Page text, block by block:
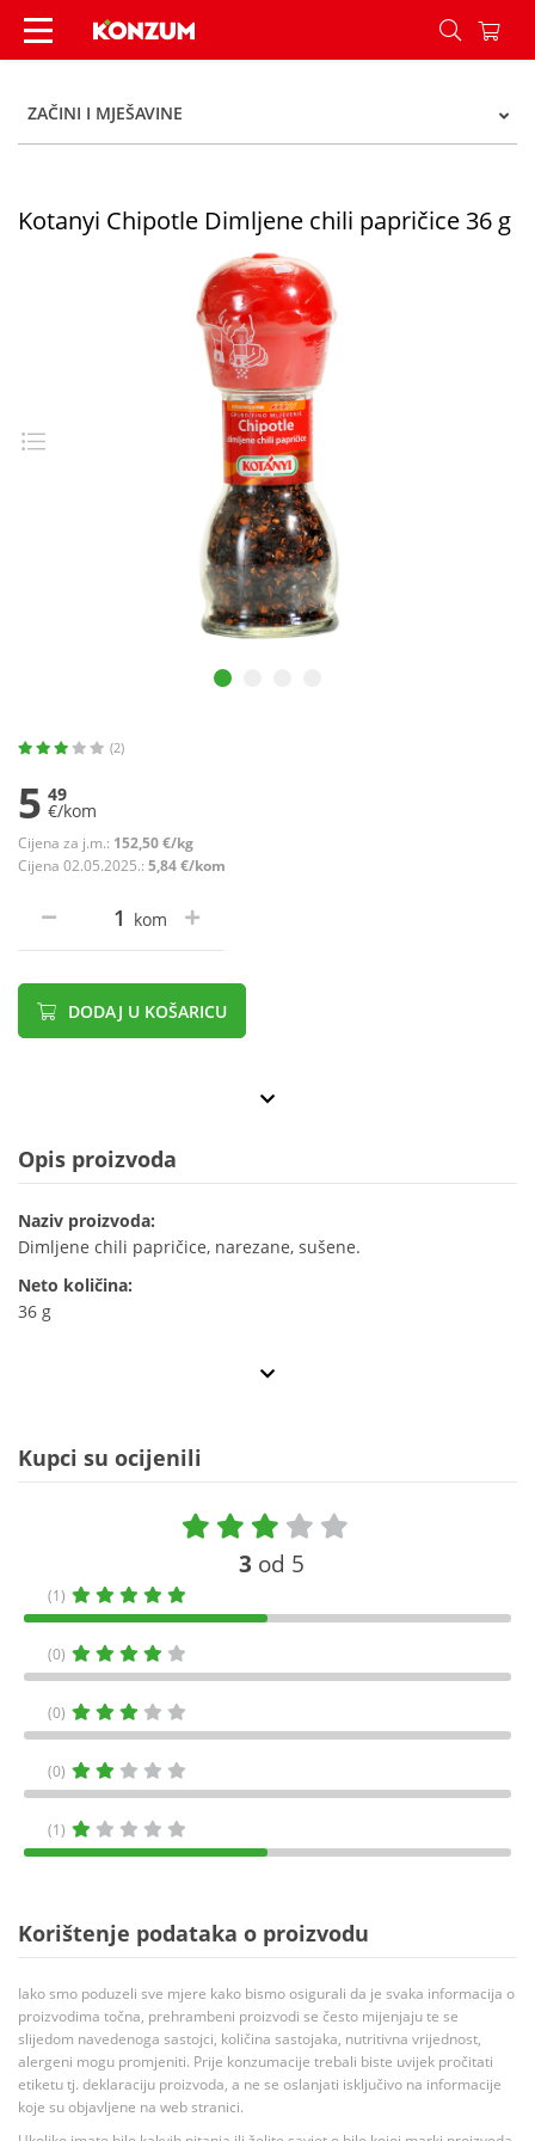
Kotanyi Chipotle Dimljene chili papričice 36 g -
ZAČINI I MJEŠAVINE
Kotanyi Chipotle Dimljene chili papričice 36 g
(2)
5 49
€/kom
Cijena za j.m.: 152,50 €/kg
Cijena 02.05.2025.: 5,84 €/kom
kom
DODAJ U KOŠARICU
Opis proizvoda
Naziv proizvoda:
Dimljene chili papričice, narezane, sušene.
Neto količina:
36 g
Kupci su ocijenili
3 od 5
(1)
(0)
(0)
(0)
(1)
Korištenje podataka o proizvodu
Iako smo poduzeli sve mjere kako bismo osigurali da je svaka informacija o
proizvodima točna, prehrambeni proizvodi se često mijenjaju te se
slijedom navedenoga sastojci, količina sastojaka, nutritivna vrijednost,
alergeni mogu promjeniti. Prije konzumacije trebali biste uvijek pročitati
etiketu tj. deklaraciju proizvoda, a ne se oslanjati isključivo na informacije
koje su objavljene na web stranici.